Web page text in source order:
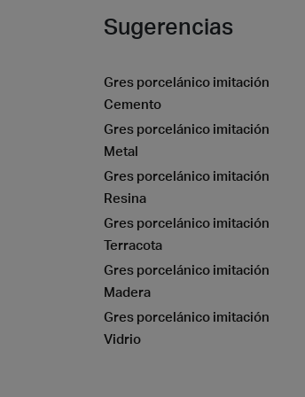
Sugerencias
Gres porcelánico imitación
Cemento
Gres porcelánico imitación
Metal
Gres porcelánico imitación
Resina
Gres porcelánico imitación
Terracota
Gres porcelánico imitación
Madera
Gres porcelánico imitación
Vidrio